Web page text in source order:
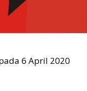
6 April 2020